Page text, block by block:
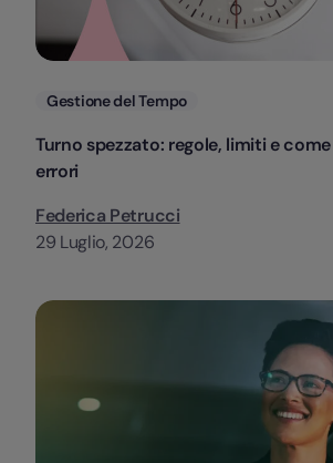
Categorie
Gestione del Tempo
Turno spezzato: regole, limiti e
errori
Federica Petrucci
29 Luglio, 2026